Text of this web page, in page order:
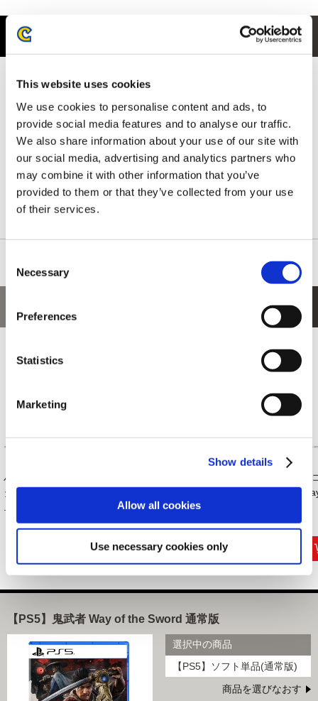
This website uses cookies
We use cookies to personalise content and ads, to
provide social media features and to analyse our traffic.
We also share information about your use of our site with
our social media, advertising and analytics partners who
may combine it with other information that you’ve
provided to them or that they’ve collected from your use
of their services.
Selection
Necessary
Preferences
Statistics
Marketing
Show details
Allow all cookies
Use necessary cookies only
その舞台は、瘴気によって不可思議な姿と化した江戸時代初期の
「京都」。
妖しさに満ちたステージの数々。
敵はこの世のものならざる怪奇な異形「幻魔」。そこに生きる
京都を駆けずり回り、はびこる幻魔を斬りまくるのは「鬼の篭
手」を身につけた一人の侍。
壮絶な剣戟の中で血にまみれながら、戦う理由を問う。
己の進む道は、いったいどこに行きつくのか――
バッテンアクリルス
タンド 鬼武者 Way
...
1,320円(税込) 1,650円(税込) 2,200円(税込)
【PS5】鬼武者 Way of the Sword 通常版
選択中の商品
【PS5】ソフト単品(通常版)
商品を選びなおす